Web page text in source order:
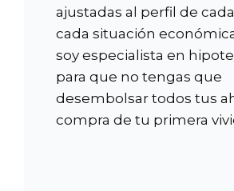
ajustadas al perfil de
cada situación
soy especialista en
para que no tengas que
desembolsar todos tus
compra de tu primera